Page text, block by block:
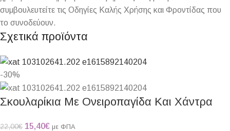
συμβουλευτείτε τις Οδηγίες Καλής Χρήσης και Φροντίδας που
το συνοδεύουν.
Σχετικά προϊόντα
-30%
Σκουλαρίκια Με Ονειροπαγίδα Και Χάντρα
22,00€ 15,40€ με ΦΠΑ